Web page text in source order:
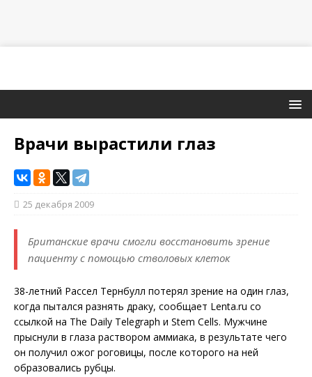
Врачи вырастили глаз
25 декабря 2009
Британские врачи смогли восстановить зрение
пациенту с помощью стволовых клеток
38-летний Рассел Тернбулл потерял зрение на один глаз,
когда пытался разнять драку, сообщает Lenta.ru со
ссылкой на The Daily Telegraph и Stem Cells. Мужчине
прыснули в глаза раствором аммиака, в результате чего
он получил ожог роговицы, после которого на ней
образовались рубцы.